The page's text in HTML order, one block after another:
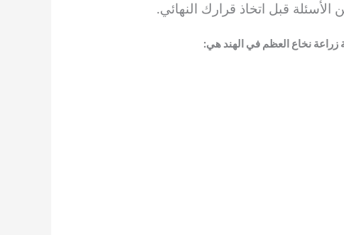
الأسئلة قبل اتخاذ قرارك النهائي.
زراعة نخاع العظم في الهند هي: